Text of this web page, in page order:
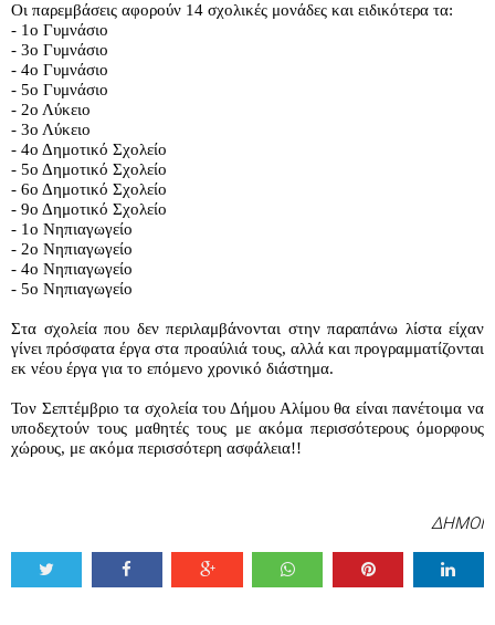
Οι παρεμβάσεις αφορούν 14 σχολικές μονάδες και ειδικότερα τα:
- 1ο Γυμνάσιο
- 3ο Γυμνάσιο
- 4ο Γυμνάσιο
- 5ο Γυμνάσιο
- 2ο Λύκειο
- 3ο Λύκειο
- 4ο Δημοτικό Σχολείο
- 5ο Δημοτικό Σχολείο
- 6ο Δημοτικό Σχολείο
- 9ο Δημοτικό Σχολείο
- 1ο Νηπιαγωγείο
- 2ο Νηπιαγωγείο
- 4ο Νηπιαγωγείο
- 5ο Νηπιαγωγείο
Στα σχολεία που δεν περιλαμβάνονται στην παραπάνω λίστα είχαν
γίνει πρόσφατα έργα στα προαύλιά τους, αλλά και προγραμματίζονται
εκ νέου έργα για το επόμενο χρονικό διάστημα.
Τον Σεπτέμβριο τα σχολεία του Δήμου Αλίμου θα είναι πανέτοιμα να
υποδεχτούν τους μαθητές τους με ακόμα περισσότερους όμορφους
χώρους, με ακόμα περισσότερη ασφάλεια!!
ΔΗΜΟΙ